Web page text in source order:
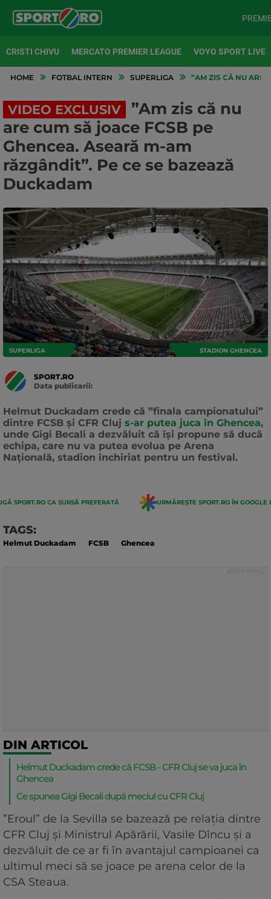
CRISTI CHIVU MERCATO PREMIER LEAGUE VOYO SPORT LIVE
HOME FOTBAL INTERN SUPERLIGA ”AM ZIS CĂ NU ARE
VIDEO EXCLUSIV
”Am zis că nu
are cum să joace FCSB pe
Ghencea. Aseară m-am
răzgândit”. Pe ce se bazează
Duckadam
SUPERLIGA STADION GHENCEA
SPORT.RO
Data publicarii:
Helmut Duckadam crede că ”finala campionatului”
dintre FCSB și CFR Cluj s-ar putea juca în Ghencea,
unde Gigi Becali a dezvăluit că își propune să ducă
echipa, care nu va putea evolua pe Arena
Națională, stadion închiriat pentru un festival.
SPORT.RO CA SURSĂ PREFERATĂ URMĂREȘTE SPORT.RO ÎN GOOGLE
TAGS:
Helmut Duckadam FCSB Ghencea
DIN ARTICOL
Helmut Duckadam crede că FCSB - CFR Cluj se va juca în
Ghencea
Ce spunea Gigi Becali după meciul cu CFR Cluj
”Eroul” de la Sevilla se bazează pe relația dintre
CFR Cluj și Ministrul Apărării, Vasile Dîncu și a
dezvăluit de ce ar fi în avantajul campioanei ca
ultimul meci să se joace pe arena celor de la
CSA Steaua.